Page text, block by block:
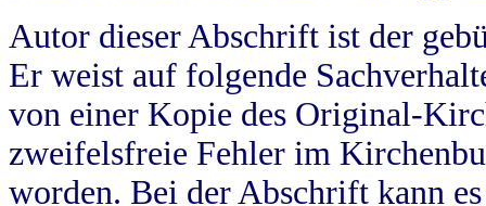
Autor dieser Abschrift ist der
Er weist auf folgende
von einer Kopie des Original-
zweifelsfreie Fehler im
worden. Bei der Abschrift kann